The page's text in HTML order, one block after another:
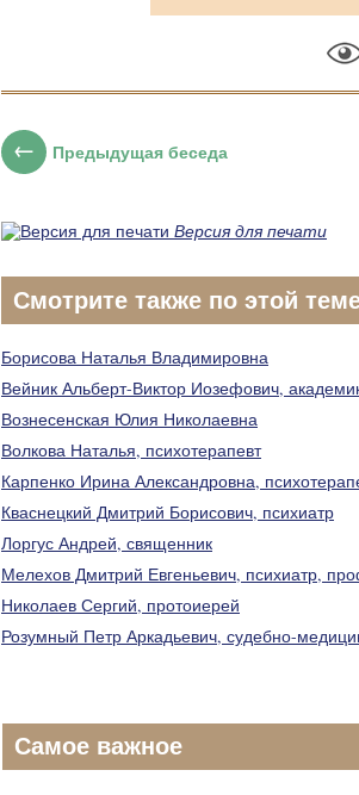
Предыдущая беседа
Версия для печати
Смотрите также по этой
Борисова Наталья Владимировна
Вейник Альберт-Виктор Иозефович,
Вознесенская Юлия Николаевна
Волкова Наталья, психотерапевт
Карпенко Ирина Александровна,
Кваснецкий Дмитрий Борисович, психиатр
Лоргус Андрей, священник
Мелехов Дмитрий Евгеньевич, психиатр,
Николаев Сергий, протоиерей
Розумный Петр Аркадьевич, судебно-
Самое важное